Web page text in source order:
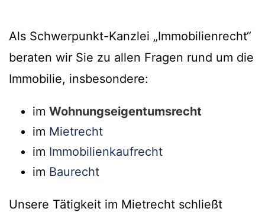
Als Schwerpunkt-Kanzlei „Immobilienrecht“
beraten wir Sie zu allen Fragen rund um die
Immobilie, insbesondere:
im Wohnungseigentumsrecht
im Mietrecht
im Immobilienkaufrecht
im Baurecht
Unsere Tätigkeit im Mietrecht schließt